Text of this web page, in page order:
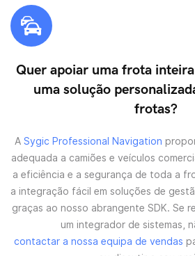
Quer apoiar uma frota
uma solução
frotas?
A Sygic Professional Navigation
adequada a camiões e veículos
a eficiência e a segurança de toda a
a integração fácil em soluções de
graças ao nosso abrangente SDK. Se
um integrador de sistemas,
contactar a nossa equipa de vendas